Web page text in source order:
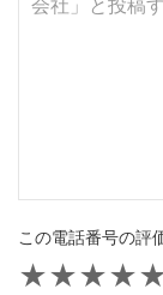
この電話番号の評
★
★
★
★